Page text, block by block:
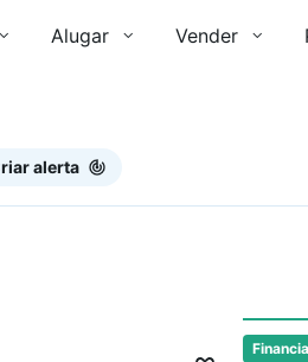
Alugar Vender
alerta